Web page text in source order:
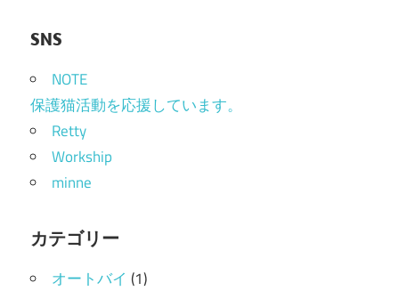
SNS
NOTE
保護猫活動を応援しています。
Retty
Workship
minne
カテゴリー
オートバイ (1)